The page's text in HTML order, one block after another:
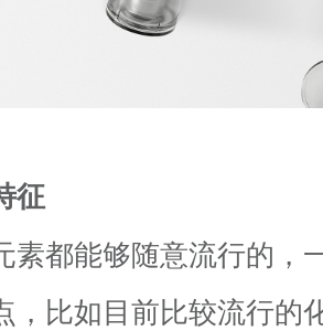
征
素都能够随意流行的，
，比如目前比较流行的